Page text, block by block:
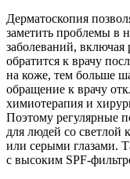
Дерматоскопия
заметить проблемы в
заболеваний,
обратится к врачу
на коже, тем больше
обращение к врачу
химиотерапия и
Поэтому регулярные
для людей со
или серыми глазами.
с высоким SPF-